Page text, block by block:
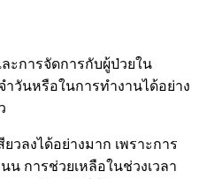
ะการจัดการกับผู้ป่วยใน
วันหรือในการทำงานได้อย่าง
ลงได้อย่างมาก เพราะการ
น การช่วยเหลือในช่วงเวลา